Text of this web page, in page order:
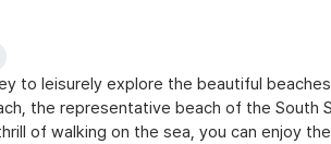
to leisurely explore the beautiful
the representative beach of the
of walking on the sea, you can enjoy